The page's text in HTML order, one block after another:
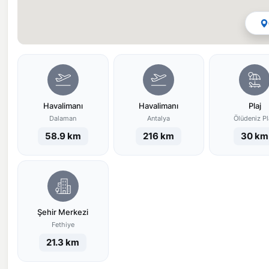
Havalimanı
Dalaman
58.9 km
Havalimanı
Antalya
216 km
Plaj
Ölüdeniz
30 km
Şehir Merkezi
Fethiye
21.3 km